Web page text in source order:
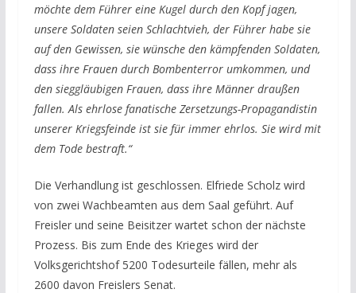
möchte dem Führer eine Kugel durch den Kopf jagen,
unsere Soldaten seien Schlachtvieh, der Führer habe sie
auf den Gewissen, sie wünsche den kämpfenden Soldaten,
dass ihre Frauen durch Bombenterror umkommen, und
den sieggläubigen Frauen, dass ihre Männer draußen
fallen. Als ehrlose fanatische Zersetzungs-Propagandistin
unserer Kriegsfeinde ist sie für immer ehrlos. Sie wird mit
dem Tode bestraft.“
Die Verhandlung ist geschlossen. Elfriede Scholz wird
von zwei Wachbeamten aus dem Saal geführt. Auf
Freisler und seine Beisitzer wartet schon der nächste
Prozess. Bis zum Ende des Krieges wird der
Volksgerichtshof 5200 Todesurteile fällen, mehr als
2600 davon Freislers Senat.